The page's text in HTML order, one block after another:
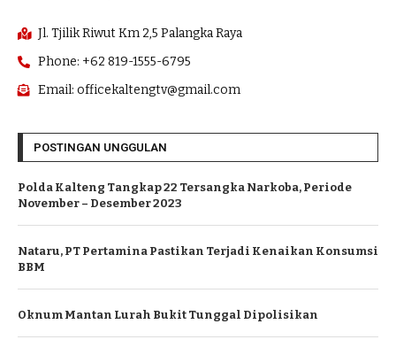
Jl. Tjilik Riwut Km 2,5 Palangka Raya
Phone: +62 819-1555-6795
Email: officekaltengtv@gmail.com
POSTINGAN UNGGULAN
Polda Kalteng Tangkap 22 Tersangka Narkoba, Periode
November – Desember 2023
Nataru, PT Pertamina Pastikan Terjadi Kenaikan Konsumsi
BBM
Oknum Mantan Lurah Bukit Tunggal Dipolisikan